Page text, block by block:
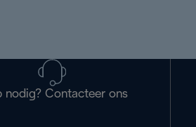
nodig? Contacteer ons